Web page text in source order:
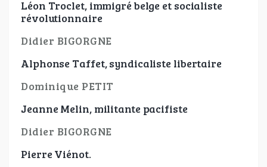
Léon Troclet, immigré belge et socialiste
révolutionnaire
Didier BIGORGNE
Alphonse Taffet, syndicaliste libertaire
Dominique PETIT
Jeanne Melin, militante pacifiste
Didier BIGORGNE
Pierre Viénot.